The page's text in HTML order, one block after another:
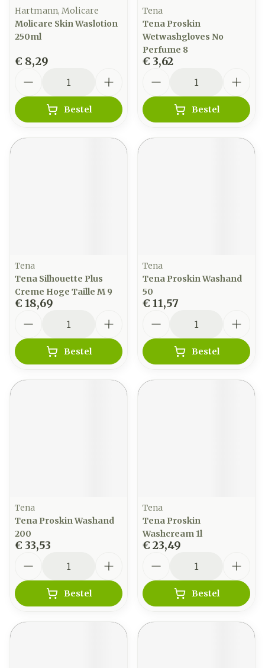
Hartmann, Molicare
Molicare Skin Waslotion
250ml
€ 8,29
Bestel
Tena
Tena Proskin
Wetwashgloves No
Perfume 8
€ 3,62
Bestel
Tena
Tena Silhouette Plus
Creme Hoge Taille M 9
€ 18,69
Bestel
Tena
Tena Proskin Washand
50
€ 11,57
Bestel
Tena
Tena Proskin Washand
200
€ 33,53
Bestel
Tena
Tena Proskin
Washcream 1l
€ 23,49
Bestel